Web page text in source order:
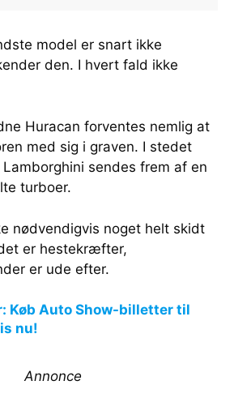
model er snart ikke
den. I hvert fald ikke
Huracan forventes nemlig at
med sig i graven. I stedet
sendes frem af en
turboer.
nødvendigvis noget helt skidt
er hestekræfter,
er ude efter.
Køb Auto Show-billetter til
nu!
Annonce